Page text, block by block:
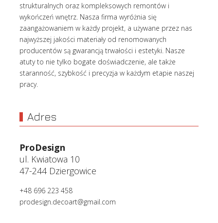
strukturalnych oraz kompleksowych remontów i
wykończeń wnętrz. Nasza firma wyróżnia się
zaangażowaniem w każdy projekt, a używane przez nas
najwyższej jakości materiały od renomowanych
producentów są gwarancją trwałości i estetyki. Nasze
atuty to nie tylko bogate doświadczenie, ale także
staranność, szybkość i precyzja w każdym etapie naszej
pracy.
Adres
ProDesign
ul. Kwiatowa 10
47-244 Dziergowice
+48 696 223 458
prodesign.decoart@gmail.com